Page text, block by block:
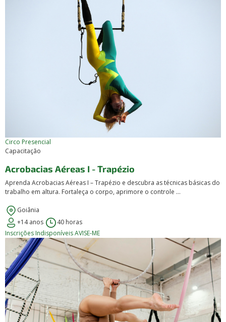
Circo Presencial
Capacitação
Acrobacias Aéreas I - Trapézio
Aprenda Acrobacias Aéreas I – Trapézio e descubra as técnicas básicas do
trabalho em altura. Fortaleça o corpo, aprimore o controle ...
Goiânia
+14 anos
40 horas
Inscrições IndisponíveisAVISE-ME